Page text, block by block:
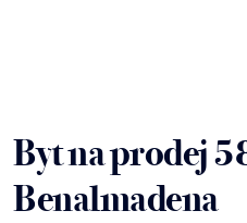
Byt na prodej
Benalmadena